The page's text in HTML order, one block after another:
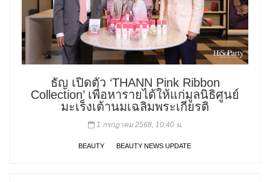
ธัญ เปิดตัว ‘THANN Pink Ribbon
Collection’ เพื่อหารายได้ให้แก่มูลนิธิศูนย์
มะเร็งเต้านมเฉลิมพระเกียรติ
1 กรกฎาคม 2568, 10:40 น.
BEAUTY BEAUTY NEWS UPDATE